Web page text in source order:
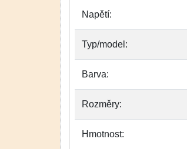
Napětí:
Typ/model:
Barva:
Rozměry:
Hmotnost: